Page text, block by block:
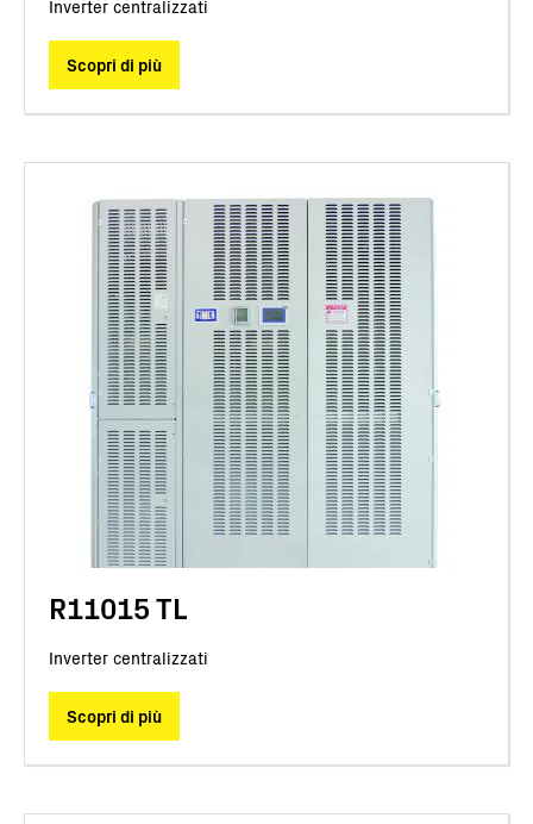
Inverter centralizzati
Scopri di più
R11015 TL
Inverter centralizzati
Scopri di più